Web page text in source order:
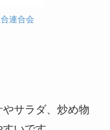
連合会
サラダ、炒め物